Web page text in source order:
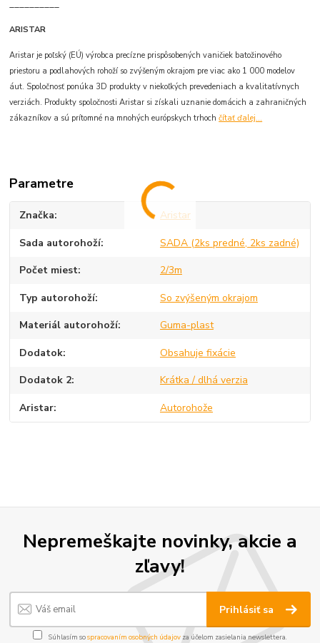
ARISTAR
Aristar je poľský (EÚ) výrobca precízne prispôsobených vaničiek batožinového
priestoru a podlahových rohoží so zvýšeným okrajom pre viac ako 1 000 modelov
áut. Spoločnosť ponúka 3D produkty v niekoľkých prevedeniach a kvalitatívnych
verziách. Produkty spoločnosti Aristar si získali uznanie domácich a zahraničných
zákazníkov a sú prítomné na mnohých európskych trhochčítať ďalej...
Parametre
Značka Aristar
Sada autorohoží SADA (2ks predné, 2ks zadné)
Počet miest 2/3m
Typ autorohoží So zvýšeným okrajom
Materiál autorohoží Guma-plast
Dodatok Obsahuje fixácie
Dodatok 2 Krátka / dlhá verzia
Aristar Autorohože
Nepremeškajte novinky, akcie a
zľavy!
Prihlásiť sa
Súhlasím sospracovaním osobných údajov za účelom zasielania newslettera.